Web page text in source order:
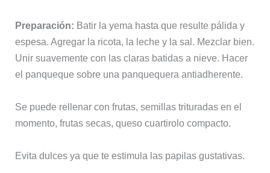
Preparación: Batir la yema hasta que resulte pálida y
espesa. Agregar la ricota, la leche y la sal. Mezclar bien.
Unir suavemente con las claras batidas a nieve. Hacer
el panqueque sobre una panquequera antiadherente.
Se puede rellenar con frutas, semillas trituradas en el
momento, frutas secas, queso cuartirolo compacto.
Evita dulces ya que te estimula las papilas gustativas.